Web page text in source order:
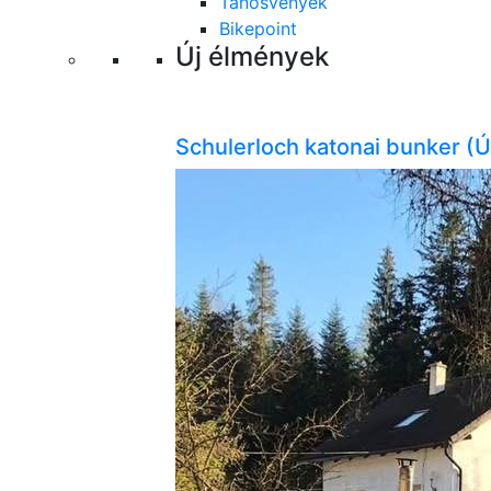
Bikepoint
Új élmények
Schulerloch katonai bunker